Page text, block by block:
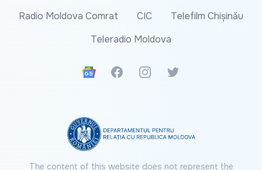
Radio Moldova Comrat
CIC
Telefilm Chișinău
Teleradio Moldova
Google News
FacebookInstagramTwitter
The content of this website does not represent the